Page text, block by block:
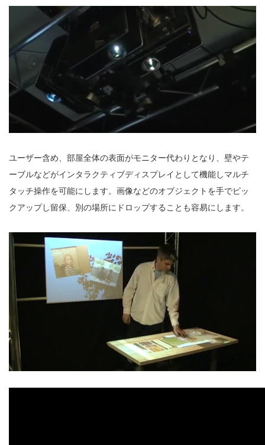
ユーザー含め、部屋全体の表面がモニター代わりとなり、壁やテ
ーブルなどがインタラクティブディスプレイとして機能しマルチ
タッチ操作を可能にします。画像などのオブジェクトを手でピッ
クアップし留保、別の場所にドロップすることも容易にします。